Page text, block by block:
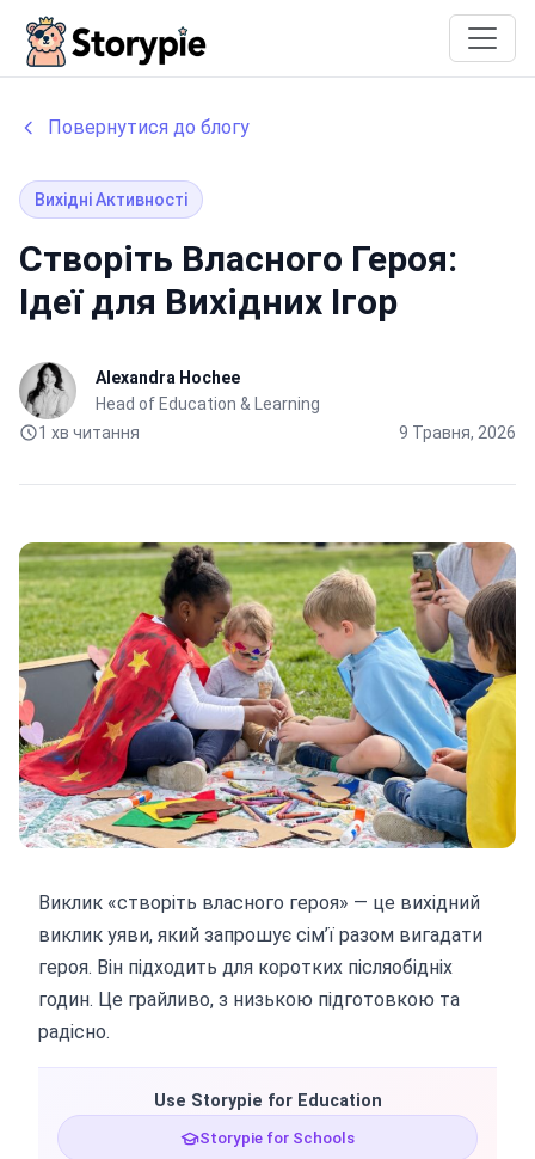
Повернутися до блогу
Вихідні Активності
Створіть Власного Героя:
Ідеї для Вихідних Ігор
Alexandra Hochee
Head of Education & Learning
1 хв читання
9 Травня, 2026
Виклик «створіть власного героя» — це вихідний
виклик уяви, який запрошує сім’ї разом вигадати
героя. Він підходить для коротких післяобідніх
годин. Це грайливо, з низькою підготовкою та
радісно.
Use Storypie for Education
Storypie for Schools